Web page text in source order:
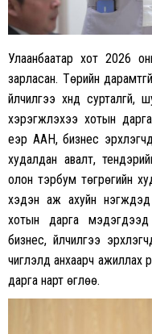
Улаанбаатар хот 2026
зарласан. Төрийн
үйлчилгээ хүнд
хэрэгжүүлэхээ хотын
үеэр ААН, бизнес
худалдан авалт,
олон тэрбум төгрөгийн
хэдэн аж ахуйн
хотын дарга мэдэгдээд
бизнес, үйлчилгээ
чиглэлд анхаарч ажиллах
дарга нарт өглөө.